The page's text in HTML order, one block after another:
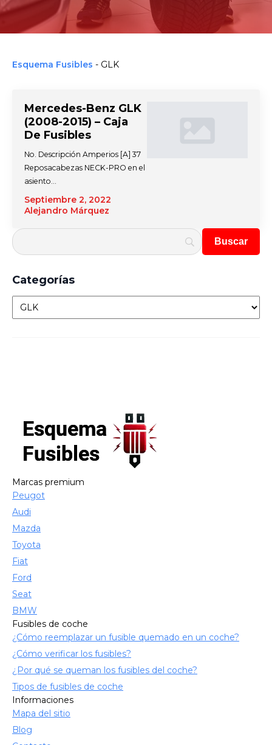
Esquema Fusibles - GLK
Mercedes-Benz GLK
(2008-2015) – Caja
De Fusibles
Septiembre 2, 2022
Alejandro Márquez
No. Descripción Amperios [A] 37
Reposacabezas NECK-PRO en el
asiento…
Categorías
Categorías
Marcas premium
Peugot
Audi
Mazda
Toyota
Fiat
Ford
Seat
BMW
Fusibles de coche
¿Cómo reemplazar un fusible quemado en un coche?
¿Cómo verificar los fusibles?
¿Por qué se queman los fusibles del coche?
Tipos de fusibles de coche
Informaciones
Mapa del sitio
Blog